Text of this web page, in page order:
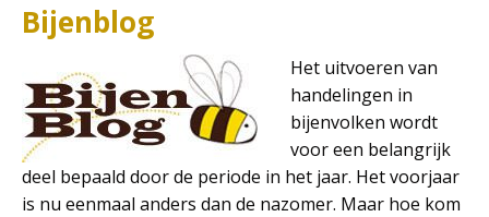
Bijenblog
Het uitvoeren van
handelingen in
bijenvolken wordt
voor een belangrijk
deel bepaald door de periode in het jaar. Het voorjaar
is nu eenmaal anders dan de nazomer. Maar hoe kom